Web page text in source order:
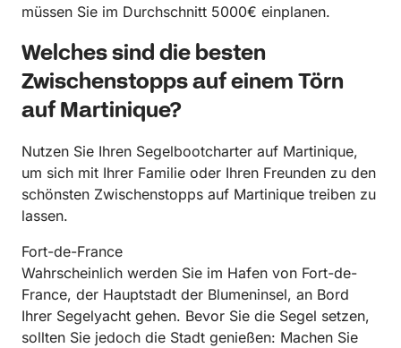
müssen Sie im Durchschnitt 5000€ einplanen.
Welches sind die besten
Zwischenstopps auf einem Törn
auf Martinique?
Nutzen Sie Ihren Segelbootcharter auf Martinique,
um sich mit Ihrer Familie oder Ihren Freunden zu den
schönsten Zwischenstopps auf Martinique treiben zu
lassen.
Fort-de-France
Wahrscheinlich werden Sie im Hafen von Fort-de-
France, der Hauptstadt der Blumeninsel, an Bord
Ihrer Segelyacht gehen. Bevor Sie die Segel setzen,
sollten Sie jedoch die Stadt genießen: Machen Sie